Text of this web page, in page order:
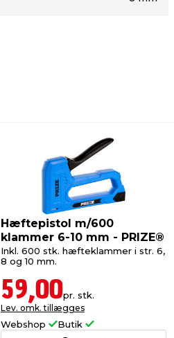
Hæftepistol m/600
klammer 6-10 mm - PRIZE®
Inkl. 600 stk. hæfteklammer i str. 6,
8 og 10 mm.
59,00pr. stk.
Lev. omk. tillægges
Webshop Butik